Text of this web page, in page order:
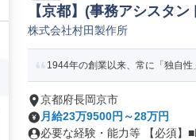
【京都】(事務アシスタ
株式会社村田製作所
1944年の創業以来、常に「独自
京都府長岡京市
月給23万9500円～28万円
必要な経験・能力等 【必須】